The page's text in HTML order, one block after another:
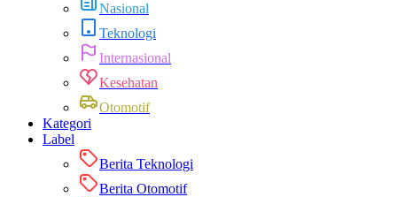
Nasional
Teknologi
Internasional
Kesehatan
Otomotif
Kategori
Label
Berita Teknologi
Berita Otomotif